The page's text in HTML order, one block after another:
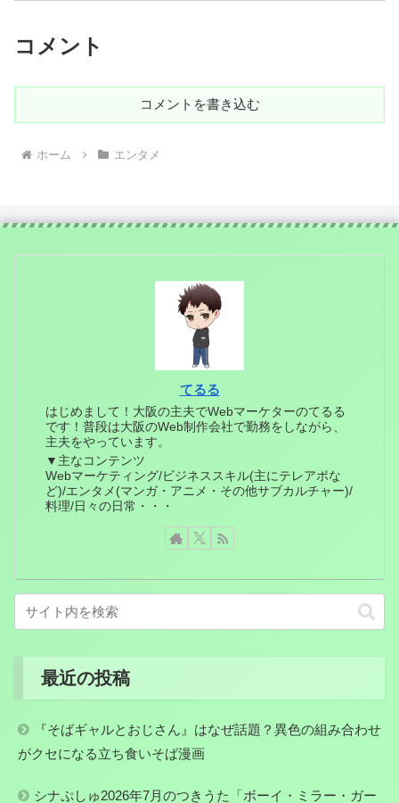
コメント
コメントを書き込む
ホーム エンタメ
てるる
はじめまして！大阪の主夫でWebマーケターのてるる
です！普段は大阪のWeb制作会社で勤務をしながら、
主夫をやっています。
▼主なコンテンツ
Webマーケティング/ビジネススキル(主にテレアポな
ど)/エンタメ(マンガ・アニメ・その他サブカルチャー)/
料理/日々の日常・・・
最近の投稿
『そばギャルとおじさん』はなぜ話題？異色の組み合わせ
がクセになる立ち食いそば漫画
シナぷしゅ2026年7月のつきうた「ボーイ・ミラー・ガー